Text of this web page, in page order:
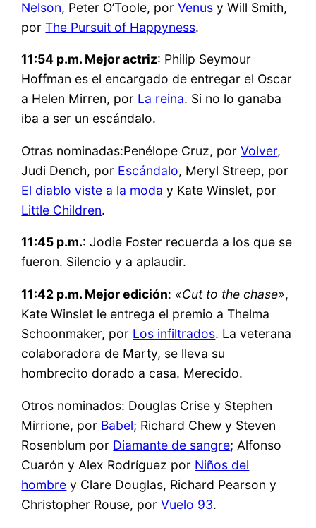
Nelson, Peter O’Toole, porVenus y Will Smith,
porThe Pursuit of Happyness.
11:54 p.m. Mejor actriz: Philip Seymour
Hoffman es el encargado de entregar el Oscar
a Helen Mirren, por La reina. Si no lo ganaba
iba a ser un escándalo.
Otras nominadas:Penélope Cruz, porVolver,
Judi Dench, por Escándalo, Meryl Streep, por
El diablo viste a la moda y Kate Winslet, por
Little Children.
11:45 p.m.: Jodie Foster recuerda a los que se
fueron. Silencio y a aplaudir.
11:42 p.m. Mejor edición: «Cut to the chase»,
Kate Winslet le entrega el premio a Thelma
Schoonmaker, por Los infiltrados. La veterana
colaboradora de Marty, se lleva su
hombrecito dorado a casa. Merecido.
Otros nominados: Douglas Crise y Stephen
Mirrione, por Babel; Richard Chew y Steven
Rosenblum por Diamante de sangre; Alfonso
Cuarón y Alex Rodríguez por Niños del
hombre y Clare Douglas, Richard Pearson y
Christopher Rouse, porVuelo 93.